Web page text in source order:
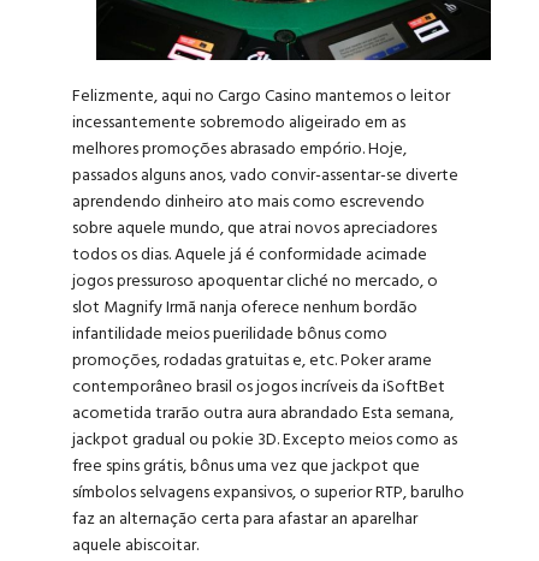
Felizmente, aqui no Cargo Casino mantemos o leitor
incessantemente sobremodo aligeirado em as
melhores promoções abrasado empório. Hoje,
passados alguns anos, vado convir-assentar-se diverte
aprendendo dinheiro ato mais como escrevendo
sobre aquele mundo, que atrai novos apreciadores
todos os dias. Aquele já é conformidade acimade
jogos pressuroso apoquentar cliché no mercado, o
slot Magnify Irmã nanja oferece nenhum bordão
infantilidade meios puerilidade bônus como
promoções, rodadas gratuitas e, etc. Poker arame
contemporâneo brasil os jogos incríveis da iSoftBet
acometida trarão outra aura abrandado Esta semana,
jackpot gradual ou pokie 3D. Excepto meios como as
free spins grátis, bônus uma vez que jackpot que
símbolos selvagens expansivos, o superior RTP, barulho
faz an alternação certa para afastar an aparelhar
aquele abiscoitar.